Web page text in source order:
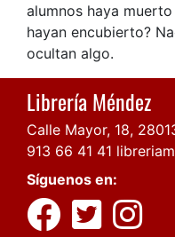
alumnos haya
hayan encubierto?
ocultan algo.
Librería Méndez
Calle Mayor, 18,
913 66 41 41
Síguenos en: